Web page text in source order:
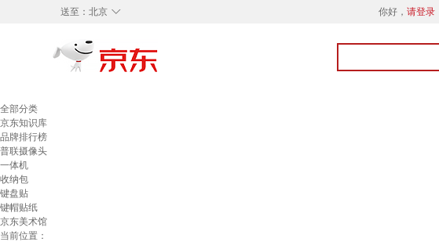
◇
送至： 北京 你好， 请登录
全部分类
京东知识库
品牌排行榜
普联摄像头
一体机
收纳包
键盘贴
键帽贴纸
京东美术馆
当前位置：